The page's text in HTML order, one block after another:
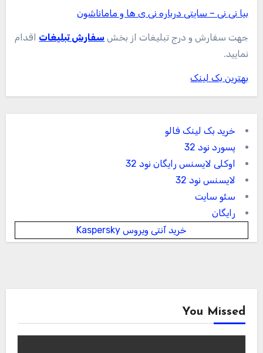
بیا نی نی – سایتی درباره نی ی ها و ماماناشون
جهت سفارش و درج تبلیغات از بخش سفارش تبلیغات اقدام
نمایید.
بهترین بک لینک
خرید بک لینک فالو
پسورد نود 32
اوکلی لایسنس رایگان نود 32
لایسنس نود 32
سئو سایت
رایگان
خرید آنتی ویروس Kaspersky
You Missed